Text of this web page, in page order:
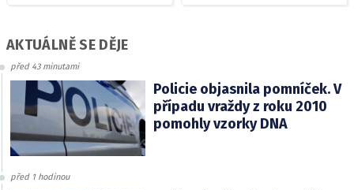
AKTUÁLNĚ SE DĚJE
před 43 minutami
Policie objasnila pomníček. V
případu vraždy z roku 2010
pomohly vzorky DNA
před 1 hodinou